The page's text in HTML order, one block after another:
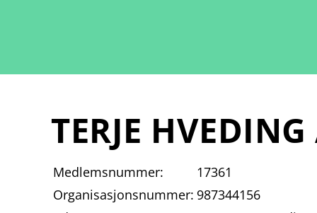
TERJE
Medlemsnummer:
17361
Organisasjonsnummer: 987344156